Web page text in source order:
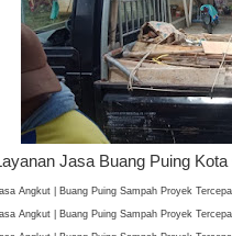
Jasa Buang Puing Kota
Angkut | Buang Puing Sampah Proyek
Angkut | Buang Puing Sampah Proyek